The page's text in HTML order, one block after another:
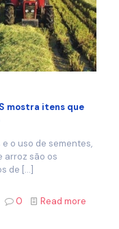
mostra itens que
o uso de sementes,
arroz são os
de […]
0 Read more